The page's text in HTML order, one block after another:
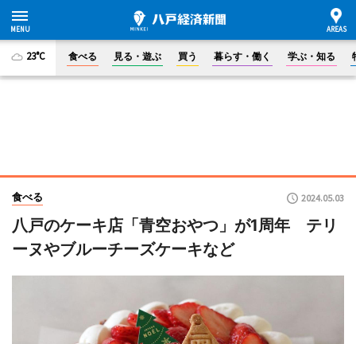
23°C 食べる 見る・遊ぶ 買う 暮らす・働く 学ぶ・知る
食べる 2024.05.03
八戸のケーキ店「青空おやつ」が1周年 テリ
ーヌやブルーチーズケーキなど